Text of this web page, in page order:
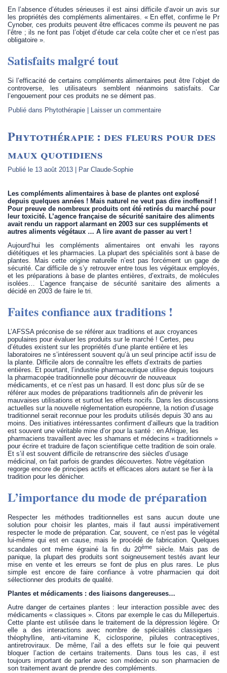
En l’absence d’études sérieuses il est ainsi difficile d’avoir un avis sur
les propriétés des compléments alimentaires. « En effet, confirme le Pr
Cynober, ces produits peuvent être efficaces comme ils peuvent ne pas
l’être ; ils ne font pas l’objet d’étude car cela coûte cher et ce n’est pas
obligatoire ».
Satisfaits malgré tout
Si l’efficacité de certains compléments alimentaires peut être l’objet de
controverse, les utilisateurs semblent néanmoins satisfaits. Car
l’engouement pour ces produits ne se dément pas.
Publié dans Phytothérapie | Laisser un commentaire
Phytothérapie : des fleurs pour des
maux quotidiens
Publié le 13 août 2013 | Par Claude-Sophie
Les compléments alimentaires à base de plantes ont explosé
depuis quelques années ! Mais naturel ne veut pas dire inoffensif !
Pour preuve de nombreux produits ont été retirés du marché pour
leur toxicité. L’agence française de sécurité sanitaire des aliments
avait rendu un rapport alarmant en 2003 sur ces suppléments et
autres aliments végétaux … A lire avant de passer au vert !
Aujourd’hui les compléments alimentaires ont envahi les rayons
diététiques et les pharmacies. La plupart des spécialités sont à base de
plantes. Mais cette origine naturelle n’est pas forcément un gage de
sécurité. Car difficile de s’y retrouver entre tous les végétaux employés,
et les préparations à base de plantes entières, d’extraits, de molécules
isolées… L’agence française de sécurité sanitaire des aliments a
décidé en 2003 de faire le tri.
Faites confiance aux traditions !
L’AFSSA préconise de se référer aux traditions et aux croyances
populaires pour évaluer les produits sur le marché ! Certes, peu
d’études existent sur les propriétés d’une plante entière et les
laboratoires ne s’intéressent souvent qu’à un seul principe actif issu de
la plante. Difficile alors de connaître les effets d’extraits de parties
entières. Et pourtant, l’industrie pharmaceutique utilise depuis toujours
la pharmacopée traditionnelle pour découvrir de nouveaux
médicaments, et ce n’est pas un hasard. Il est donc plus sûr de se
référer aux modes de préparations traditionnels afin de prévenir les
mauvaises utilisations et surtout les effets nocifs. Dans les discussions
actuelles sur la nouvelle réglementation européenne, la notion d’usage
traditionnel serait reconnue pour les produits utilisés depuis 30 ans au
moins. Des initiatives intéressantes confirment d’ailleurs que la tradition
est souvent une véritable mine d’or pour la santé : en Afrique, les
pharmaciens travaillent avec les shamans et médecins « traditionnels »
pour écrire et traduire de façon scientifique cette tradition de soin orale.
Et s’il est souvent difficile de retranscrire des siècles d’usage
médicinal, on fait parfois de grandes découvertes. Notre végétation
regorge encore de principes actifs et efficaces alors autant se fier à la
tradition pour les dénicher.
L’importance du mode de préparation
Respecter les méthodes traditionnelles est sans aucun doute une
solution pour choisir les plantes, mais il faut aussi impérativement
respecter le mode de préparation. Car, souvent, ce n’est pas le végétal
lui-même qui est en cause, mais le procédé de fabrication. Quelques
scandales ont même égrainé la fin du 20èmesiècle. Mais pas de
panique, la plupart des produits sont soigneusement testés avant leur
mise en vente et les erreurs se font de plus en plus rares. Le plus
simple est encore de faire confiance à votre pharmacien qui doit
sélectionner des produits de qualité.
Plantes et médicaments : des liaisons dangereuses…
Autre danger de certaines plantes : leur interaction possible avec des
médicaments « classiques ». Citons par exemple le cas du Millepertuis.
Cette plante est utilisée dans le traitement de la dépression légère. Or
elle a des interactions avec nombre de spécialités classiques :
théophylline, anti-vitamine K, ciclosporine, pilules contraceptives,
antiretroviraux. De même, l’ail a des effets sur le foie qui peuvent
bloquer l’action de certains traitements. Dans tous les cas, il est
toujours important de parler avec son médecin ou son pharmacien de
son traitement avant de prendre des compléments.